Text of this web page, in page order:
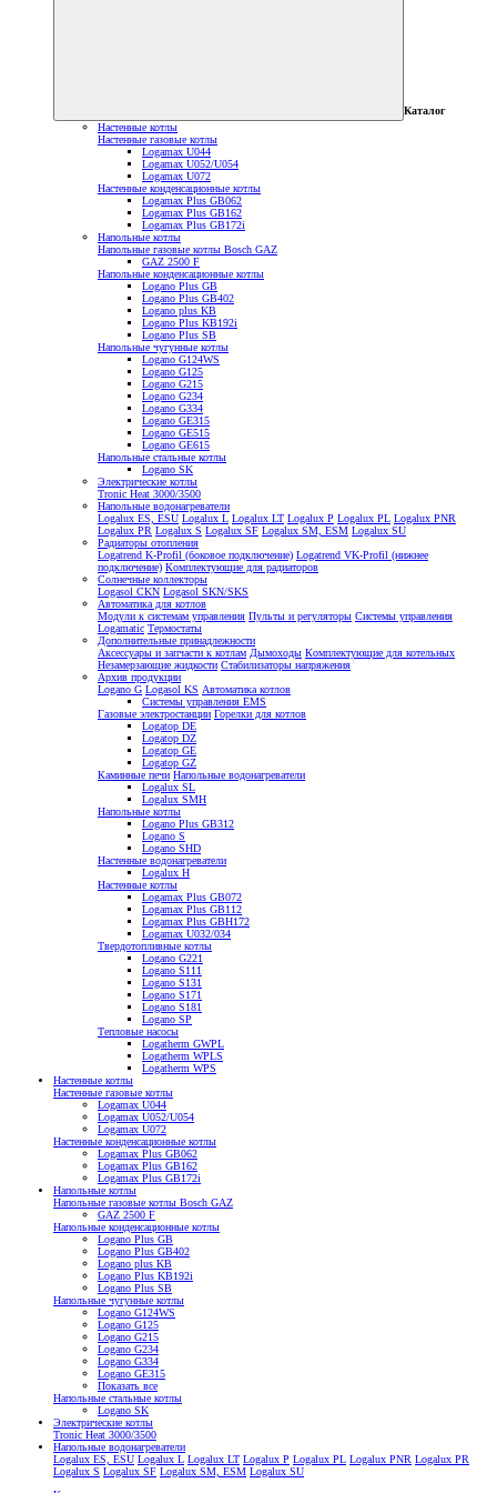
Каталог
Настенные котлы
Настенные газовые котлы
Logamax U044
Logamax U052/U054
Logamax U072
Настенные конденсационные котлы
Logamax Plus GB062
Logamax Plus GB162
Logamax Plus GB172i
Напольные котлы
Напольные газовые котлы Bosch GAZ
GAZ 2500 F
Напольные конденсационные котлы
Logano Plus GB
Logano Plus GB402
Logano plus KB
Logano Plus KB192i
Logano Plus SB
Напольные чугунные котлы
Logano G124WS
Logano G125
Logano G215
Logano G234
Logano G334
Logano GE315
Logano GE515
Logano GE615
Напольные стальные котлы
Logano SK
Электрические котлы
Tronic Heat 3000/3500
Напольные водонагреватели
Logalux ES, ESU Logalux L Logalux LT Logalux P Logalux PL Logalux PNR
Logalux PR Logalux S Logalux SF Logalux SM, ESM Logalux SU
Радиаторы отопления
Logatrend K-Profil (боковое подключение) Logatrend VK-Profil (нижнее
подключение) Комплектующие для радиаторов
Солнечные коллекторы
Logasol CKN Logasol SKN/SKS
Автоматика для котлов
Модули к системам управления Пульты и регуляторы Системы управления
Logamatic Термостаты
Дополнительные принадлежности
Аксессуары и запчасти к котлам Дымоходы Комплектующие для котельных
Незамерзающие жидкости Стабилизаторы напряжения
Архив продукции
Logano G Logasol KS Автоматика котлов
Системы управления EMS
Газовые электростанции Горелки для котлов
Logatop DE
Logatop DZ
Logatop GE
Logatop GZ
Каминные печи Напольные водонагреватели
Logalux SL
Logalux SMH
Напольные котлы
Logano Plus GB312
Logano S
Logano SHD
Настенные водонагреватели
Logalux H
Настенные котлы
Logamax Plus GB072
Logamax Plus GB112
Logamax Plus GBH172
Logamax U032/034
Твердотопливные котлы
Logano G221
Logano S111
Logano S131
Logano S171
Logano S181
Logano SP
Тепловые насосы
Logatherm GWPL
Logatherm WPLS
Logatherm WPS
Настенные котлы
Настенные газовые котлы
Logamax U044
Logamax U052/U054
Logamax U072
Настенные конденсационные котлы
Logamax Plus GB062
Logamax Plus GB162
Logamax Plus GB172i
Напольные котлы
Напольные газовые котлы Bosch GAZ
GAZ 2500 F
Напольные конденсационные котлы
Logano Plus GB
Logano Plus GB402
Logano plus KB
Logano Plus KB192i
Logano Plus SB
Напольные чугунные котлы
Logano G124WS
Logano G125
Logano G215
Logano G234
Logano G334
Logano GE315
Показать все
Напольные стальные котлы
Logano SK
Электрические котлы
Tronic Heat 3000/3500
Напольные водонагреватели
Logalux ES, ESU Logalux L Logalux LT Logalux P Logalux PL Logalux PNR Logalux PR
Logalux S Logalux SF Logalux SM, ESM Logalux SU